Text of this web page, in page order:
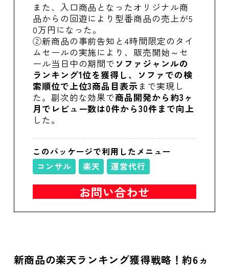
また、入口商品となったオリジナル商
品からの回遊により型番商品の売上が5
0万円になった。
②新商品の事前告知と4時間限定のタイ
ムセールの実施により、販売開始～セ
ール当日中の期間で ソファジャンルの
ランキング1位を獲得し、ソファでの検
索順位で上位3商品目表示 まで実現し
た。副次的な効果で商品開発から約3ヶ
月でレビュー数は0件から30件まで向上
した。
このパッケージで利用したメニュー
コンサル
楽天 運営代行
お問い合わせ
新商品の楽天ランキング獲得戦略！約6ヵ